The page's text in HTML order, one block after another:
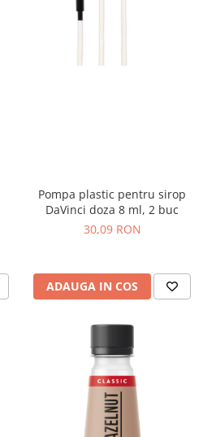
Pompa plastic pentru sirop
DaVinci doza 8 ml, 2 buc
30,09 RON
ADAUGA IN COS